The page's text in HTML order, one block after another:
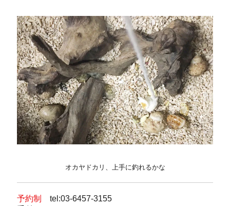
オカヤドカリ、上手に釣れるかな
予約制tel:03-6457-3155